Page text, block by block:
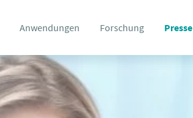
Anwendungen Forschung Presse